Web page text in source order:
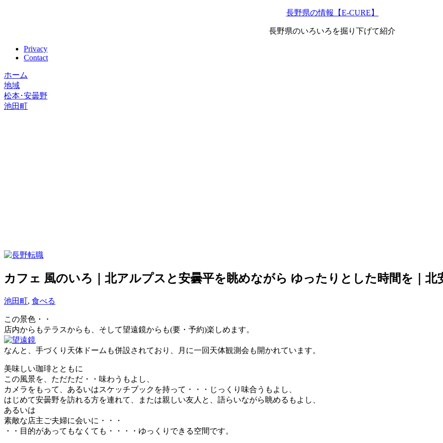
長野県の情報【E-CURE】
長野県のいろいろを掘り下げて紹介
Privacy
Contact
ホーム
地域
松本･安曇野
池田町
カフェ 風のいろ｜北アルプスと安曇平を眺めながら ゆったりとした時間を｜北
池田町, 食べる
この景色・・
店内からもテラスからも、そして望遠鏡からも(要・予約)楽しめます。
なんと、手づくり天体ドームも併設されており、月に一回天体観測会も開かれています。
美味しい珈琲とともに
この風景を、ただただ・・味わうもよし、
カメラをもって、あるいはスケッチブックを持って・・・じっくり味合うもよし、
はじめて安曇野を訪れる方を連れて、または親しい友人と、語らいながら眺めるもよし、
あるいは
素敵な店主ご夫婦に会いに・・・
・・目的があってもなくても・・・・ゆっくりできる空間です。